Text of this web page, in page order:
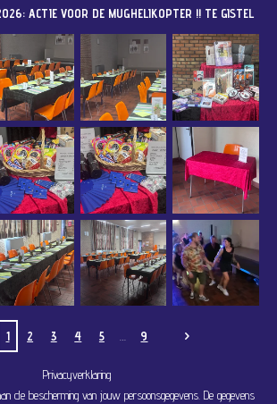
ACTIE VOOR DE MUGHELIKOPTER !! TE GISTEL
1 2 3 4 5 9
Privacyverklaring
de bescherming van jouw persoonsgegevens. De gegevens